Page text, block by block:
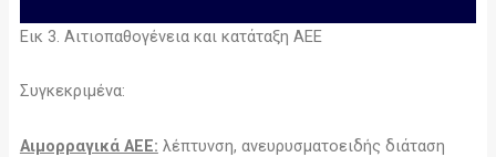
Εικ 3. Αιτιοπαθογένεια και κατάταξη ΑΕΕ
Συγκεκριμένα:
Αιμορραγικά ΑΕΕ: λέπτυνση, ανευρυσματοειδής διάταση